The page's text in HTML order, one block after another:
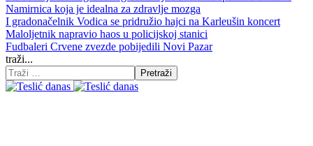
Namirnica koja je idealna za zdravlje mozga
I gradonačelnik Vodica se pridružio hajci na Karleušin koncert
Maloljetnik napravio haos u policijskoj stanici
Fudbaleri Crvene zvezde pobijedili Novi Pazar
traži...
Pretraži